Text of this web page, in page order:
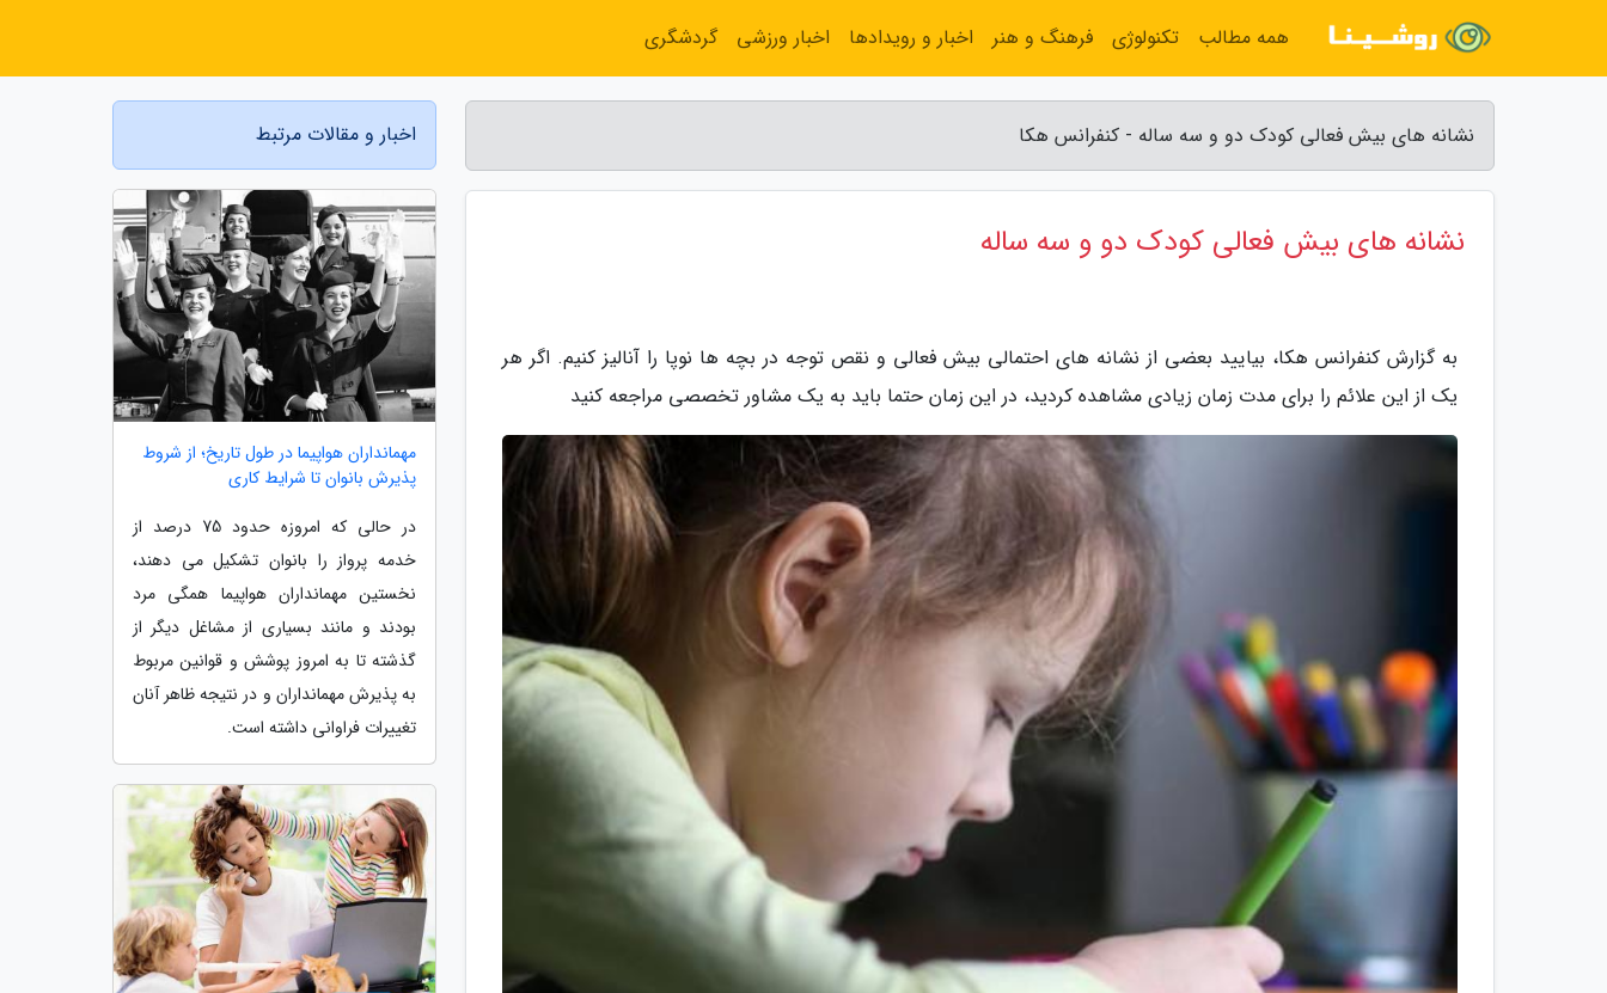
نشانه های بیش فعالی کودک دو و سه ساله - کنفرانس هکا
نشانه های بیش فعالی کودک دو و سه ساله
به گزارش کنفرانس هکا، بیایید بعضی از نشانه های احتمالی بیش فعالی و نقص توجه در بچه ها نوپا را آنالیز کنیم. اگر هر
یک از این علائم را برای مدت زمان زیادی مشاهده کردید، در این زمان حتما باید به یک مشاور تخصصی مراجعه کنید
اخبار و مقالات مرتبط
مهمانداران هواپیما در طول تاریخ؛ از شروط
پذیرش بانوان تا شرایط کاری
در حالی که امروزه حدود 75 درصد از
خدمه پرواز را بانوان تشکیل می دهند،
نخستین مهمانداران هواپیما همگی مرد
بودند و مانند بسیاری از مشاغل دیگر از
گذشته تا به امروز پوشش و قوانین مربوط
به پذیرش مهمانداران و در نتیجه ظاهر آنان
تغییرات فراوانی داشته است.
همه مطالب تکنولوژی فرهنگ و هنر اخبار و رویدادها اخبار ورزشی گردشگری